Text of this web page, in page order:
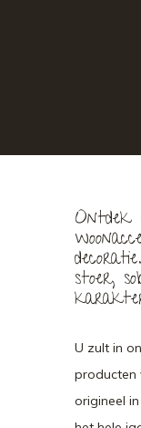
Ontdek
stoer,
U zult in
producten
origineel